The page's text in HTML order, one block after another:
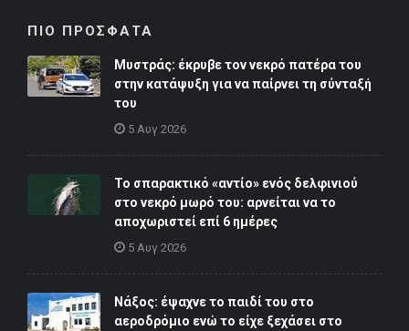
ΠΙΟ ΠΡΟΣΦΑΤΑ
Μυστράς: έκρυβε τον νεκρό πατέρα του
στην κατάψυξη για να παίρνει τη σύνταξή
του
5 Αυγ 2026
Το σπαρακτικό «αντίο» ενός δελφινιού
στο νεκρό μωρό του: αρνείται να το
αποχωριστεί επί 6 ημέρες
5 Αυγ 2026
Νάξος: έψαχνε το παιδί του στο
αεροδρόμιο ενώ το είχε ξεχάσει στο